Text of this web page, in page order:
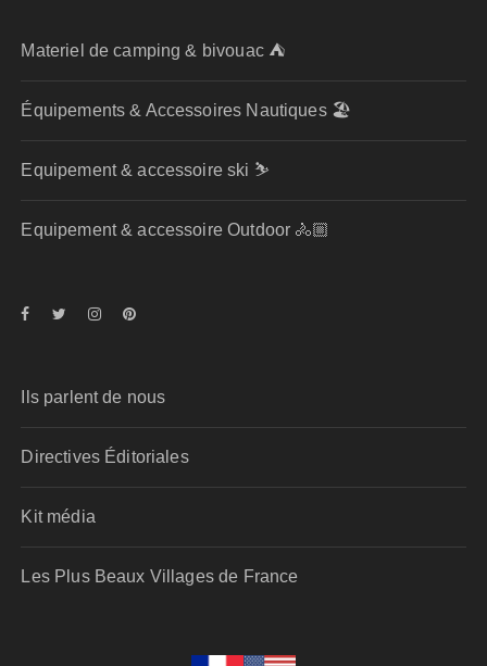
Materiel de camping & bivouac ⛺
Équipements & Accessoires Nautiques 🏖️
Equipement & accessoire ski ⛷️
Equipement & accessoire Outdoor 🚴🏼
Ils parlent de nous
Directives Éditoriales
Kit média
Les Plus Beaux Villages de France